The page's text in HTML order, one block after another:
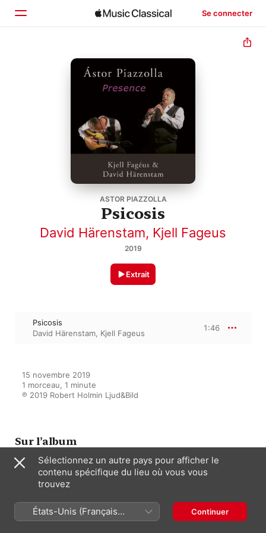
Se connecter
Accueil
ASTOR PIAZZOLLA
Psicosis
David Härenstam, Kjell Fageus
2019
Extrait
Psicosis
David Härenstam, Kjell Fageus
1:46
15 novembre 2019
1 morceau, 1 minute
℗ 2019 Robert Holmin Ljud&Bild
Sur l’album
Kjell Fageus,David Härenstam
Sélectionnez un autre pays pour afficher le
contenu spécifique du lieu où vous vous
trouvez
États-Unis (Français
France)
Continuer